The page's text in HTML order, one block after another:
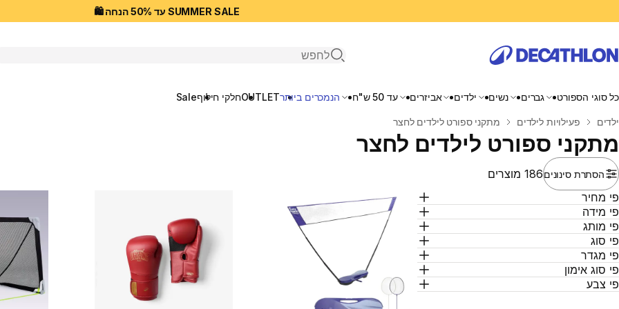
SUMMER SALE עד 50% הנחה 🛍️
פתיחת חיפוש
כל סוגי הספורט גברים נשים ילדים אביזרים עד 50 ש"ח הנמכרים ביותרOUTLETחלקי חילוףSale
בית
ילדים פעילויות לילדים מתקני ספורט לילדים לחצר
מתקני ספורט לילדים לחצר
הסתרת סינונים186 מוצרים
מחיר
מידה
מותג
סוג
מגדר
סוג אימון
צבע